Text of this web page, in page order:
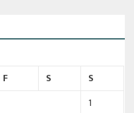
F S
S
1